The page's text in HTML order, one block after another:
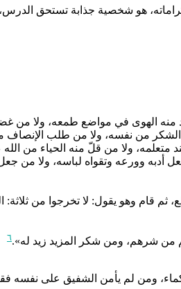
هو شخصية جذابة تستحق
منه الهوى في مواضع طمعه، ولا
الشكر من نفسه، ولا من طلب الإنصاف
ولا من قلّ منه الحياء من
أدبه وورعه وتقواه لباسه، ولا من
ثم قام وهو يقول: لا تخرجوا من ثلاثة:
شرهم، ومن شكر المزيد زيد له».٦
ومن لم يأمن الشفيق على نفسه